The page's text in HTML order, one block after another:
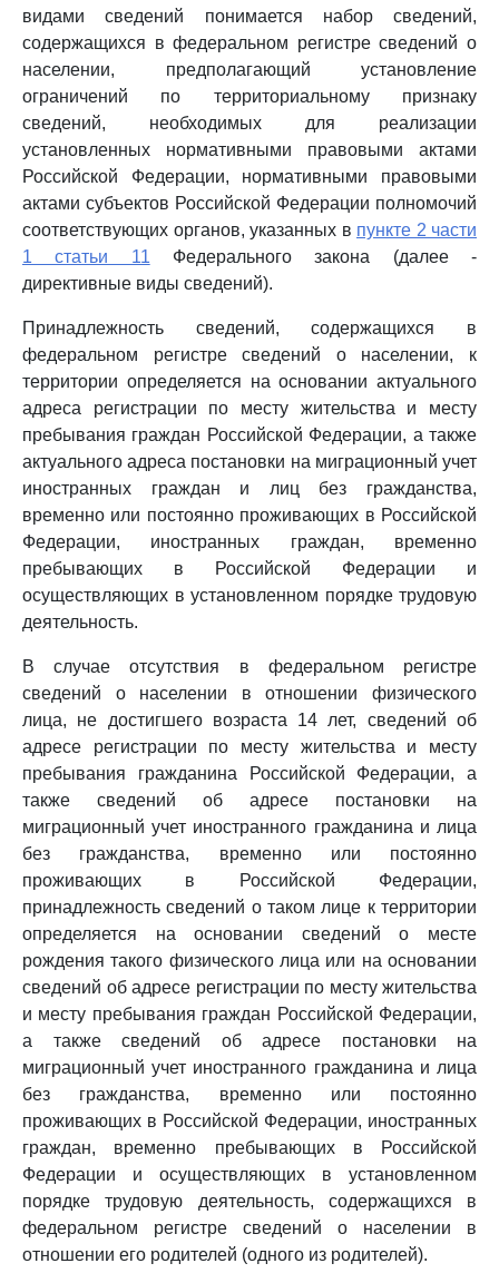
видами сведений понимается набор сведений,
содержащихся в федеральном регистре сведений о
населении, предполагающий установление
ограничений по территориальному признаку
сведений, необходимых для реализации
установленных нормативными правовыми актами
Российской Федерации, нормативными правовыми
актами субъектов Российской Федерации полномочий
соответствующих органов, указанных в пункте 2 части
1 статьи 11 Федерального закона (далее -
директивные виды сведений).
Принадлежность сведений, содержащихся в
федеральном регистре сведений о населении, к
территории определяется на основании актуального
адреса регистрации по месту жительства и месту
пребывания граждан Российской Федерации, а также
актуального адреса постановки на миграционный учет
иностранных граждан и лиц без гражданства,
временно или постоянно проживающих в Российской
Федерации, иностранных граждан, временно
пребывающих в Российской Федерации и
осуществляющих в установленном порядке трудовую
деятельность.
В случае отсутствия в федеральном регистре
сведений о населении в отношении физического
лица, не достигшего возраста 14 лет, сведений об
адресе регистрации по месту жительства и месту
пребывания гражданина Российской Федерации, а
также сведений об адресе постановки на
миграционный учет иностранного гражданина и лица
без гражданства, временно или постоянно
проживающих в Российской Федерации,
принадлежность сведений о таком лице к территории
определяется на основании сведений о месте
рождения такого физического лица или на основании
сведений об адресе регистрации по месту жительства
и месту пребывания граждан Российской Федерации,
а также сведений об адресе постановки на
миграционный учет иностранного гражданина и лица
без гражданства, временно или постоянно
проживающих в Российской Федерации, иностранных
граждан, временно пребывающих в Российской
Федерации и осуществляющих в установленном
порядке трудовую деятельность, содержащихся в
федеральном регистре сведений о населении в
отношении его родителей (одного из родителей).